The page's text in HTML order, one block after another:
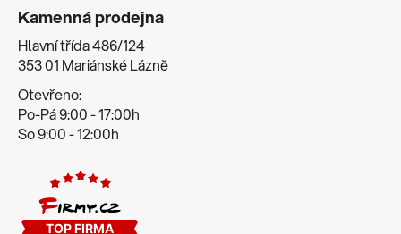
Kamenná prodejna
Hlavní třída 486/124
353 01 Mariánské Lázně
Otevřeno:
Po-Pá 9:00 - 17:00h
So 9:00 - 12:00h